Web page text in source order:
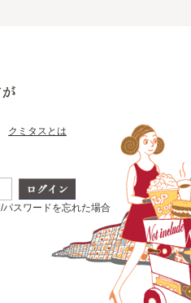
クミタスとは
スワードを忘れた場合